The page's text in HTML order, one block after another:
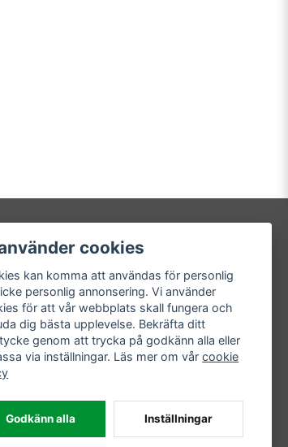
Mitt konto
Logga in
Registrera dig
Glömt lösenord?
cookies
kan komma att användas för personlig
personlig annonsering. Vi använder
för att vår webbplats skall fungera och
dig bästa upplevelse. Bekräfta ditt
genom att trycka på godkänn alla eller
via inställningar. Läs mer om vårcookie
Godkänn alla Inställningar